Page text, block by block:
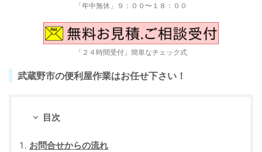
「年中無休」９：００〜１８：００
「２４時間受付」簡単なチェック式
武蔵野市の便利屋作業はお任せ下さい！
目次
お問合せからの流れ